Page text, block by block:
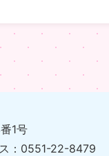
1号
：0551-22-8479